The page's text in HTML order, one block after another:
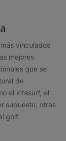
vinculados
mejores
que se
de
el kitesurf, el
supuesto, otras
golf.